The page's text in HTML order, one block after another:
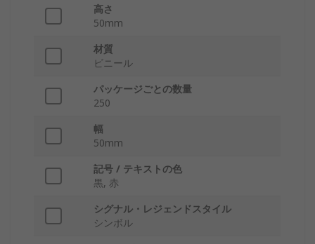
高さ
50mm
材質
ビニール
パッケージごとの数量
250
幅
50mm
記号 / テキストの色
黒, 赤
シグナル・レジェンドスタイル
シンボル